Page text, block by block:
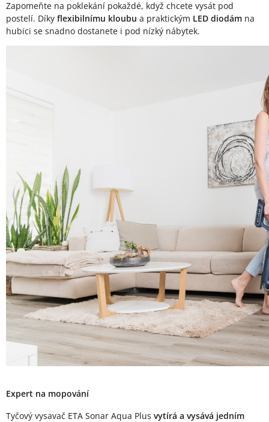
Zapomeňte na poklekání pokaždé, když chcete vysát pod
postelí. Díky flexibilnímu kloubu a praktickým LED diodám na
hubici se snadno dostanete i pod nízký nábytek.
Expert na mopování
Tyčový vysavač ETA Sonar Aqua Plus vytírá a vysává jedním